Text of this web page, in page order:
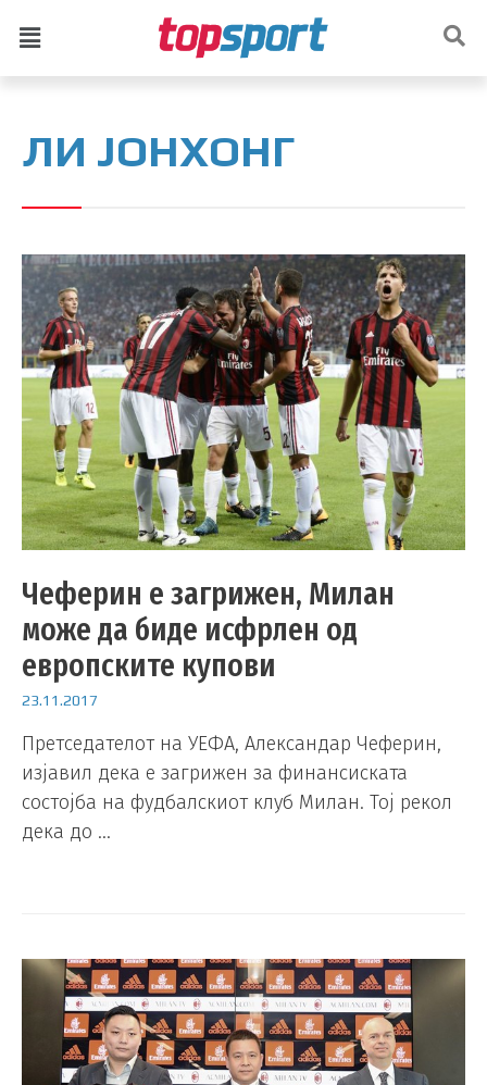
ЛИ ЈОНХОНГ
Чеферин е загрижен, Милан
може да биде исфрлен од
европските купови
23.11.2017
Претседателот на УЕФА, Александар Чеферин,
изјавил дека е загрижен за финансиската
состојба на фудбалскиот клуб Милан. Тој рекол
дека до …